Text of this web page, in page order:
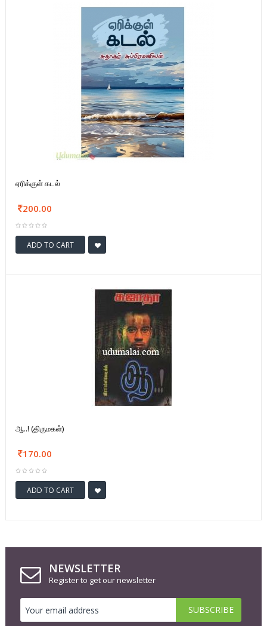
ஏரிக்குள் கடல்
200.00
ADD TO CART
ஆ..! (திருமகள்)
170.00
ADD TO CART
NEWSLETTER
Register to get our newsletter